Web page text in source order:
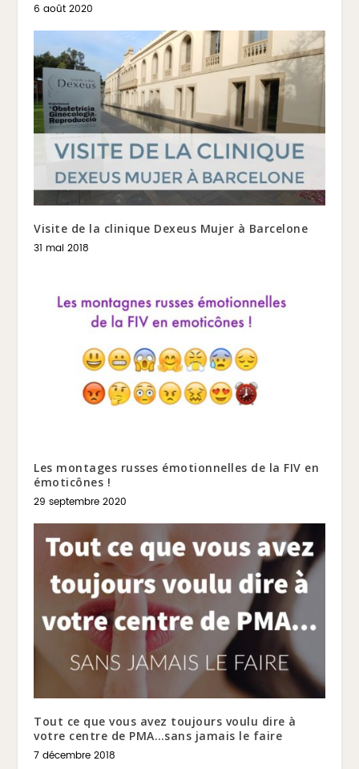
6 août 2020
Visite de la clinique Dexeus Mujer à Barcelone
31 mai 2018
Les montages russes émotionnelles de la FIV en
émoticônes !
29 septembre 2020
Tout ce que vous avez toujours voulu dire à
votre centre de PMA…sans jamais le faire
7 décembre 2018